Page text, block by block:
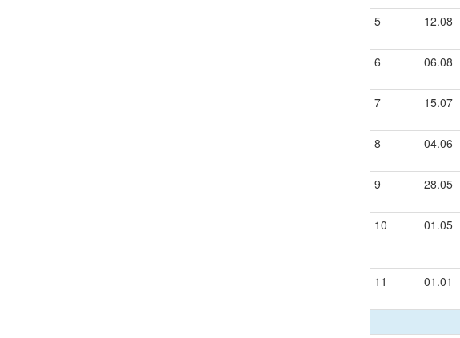
5 12.08
6 06.08
7 15.07
8 04.06
9 28.05
10 01.05
11 01.01